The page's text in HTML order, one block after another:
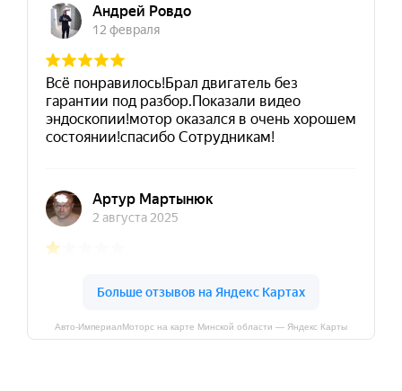
Авто-ИмпериалМоторс на карте Минской области — Яндекс Карты